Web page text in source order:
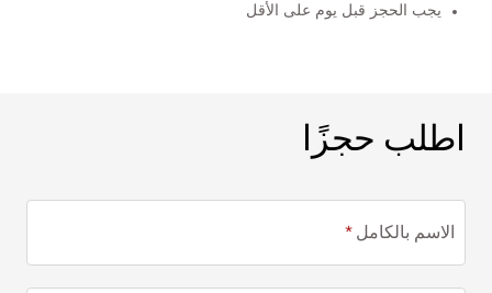
يجب الحجز قبل يوم على الأقل
اطلب حجزًا
اطلب حجزًا
الاسم بالكامل